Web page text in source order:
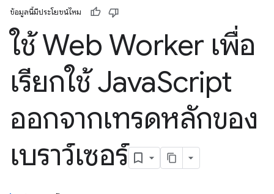
ข้อมูลนี้มีประโยชน์ไหม
ใช้ Web Worker เพื่อ
เรียกใช้ JavaScript
ออกจากเทรดหลักของ
เบราว์เซอร์